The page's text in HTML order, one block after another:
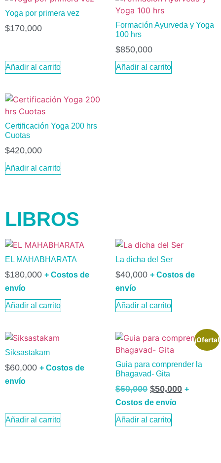
Yoga por primera vez
$170,000
Añadir al carrito
Formación Ayurveda y Yoga
100 hrs
$850,000
Añadir al carrito
Certificación Yoga 200 hrs
Cuotas
$420,000
Añadir al carrito
LIBROS
EL MAHABHARATA
$180,000 + Costos de
envío
Añadir al carrito
La dicha del Ser
$40,000 + Costos de
envío
Añadir al carrito
Siksastakam
$60,000 + Costos de
envío
Añadir al carrito
¡Oferta!
Guia para comprender la
Bhagavad- Gita
$60,000 $50,000 +
Costos de envío
Añadir al carrito